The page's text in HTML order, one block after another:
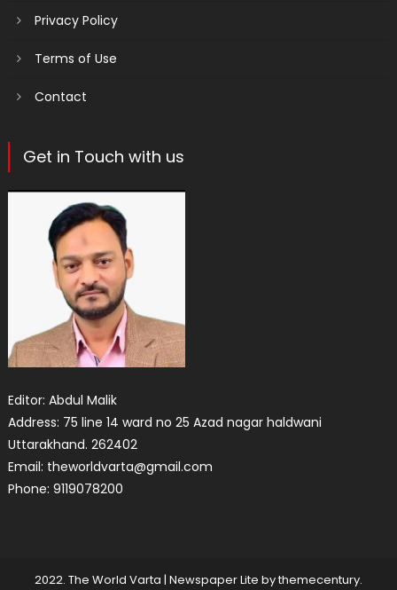
Privacy Policy
Terms of Use
Contact
Get in Touch with us
Editor: Abdul Malik
Address: 75 line 14 ward no 25 Azad nagar haldwani
Uttarakhand. 262402
Email: theworldvarta@gmail.com
Phone: 9119078200
2022. The World Varta | Newspaper Lite bythemecentury.